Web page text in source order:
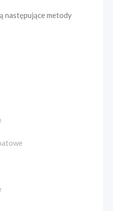
następujące metody